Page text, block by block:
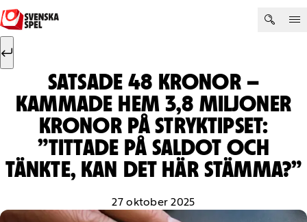
Hoppa till innehåll
Sök efter:
SATSADE 48 KRONOR –
KAMMADE HEM 3,8 MILJONER
KRONOR PÅ STRYKTIPSET:
”TITTADE PÅ SALDOT OCH
TÄNKTE, KAN DET HÄR STÄMMA?”
27 oktober 2025